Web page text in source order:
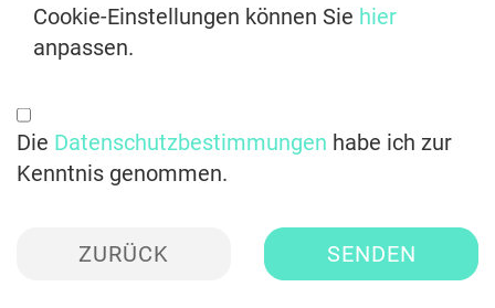
Cookie-Einstellungen können Sie hier
anpassen.
Die Datenschutzbestimmungen habe ich zur
Kenntnis genommen.
ZURÜCK SENDEN